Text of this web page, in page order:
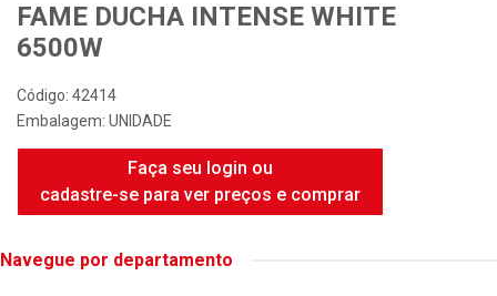
FAME DUCHA INTENSE WHITE
6500W
Código: 42414
Embalagem: UNIDADE
Faça seu login ou
cadastre-se para ver preços e comprar
Navegue por departamento